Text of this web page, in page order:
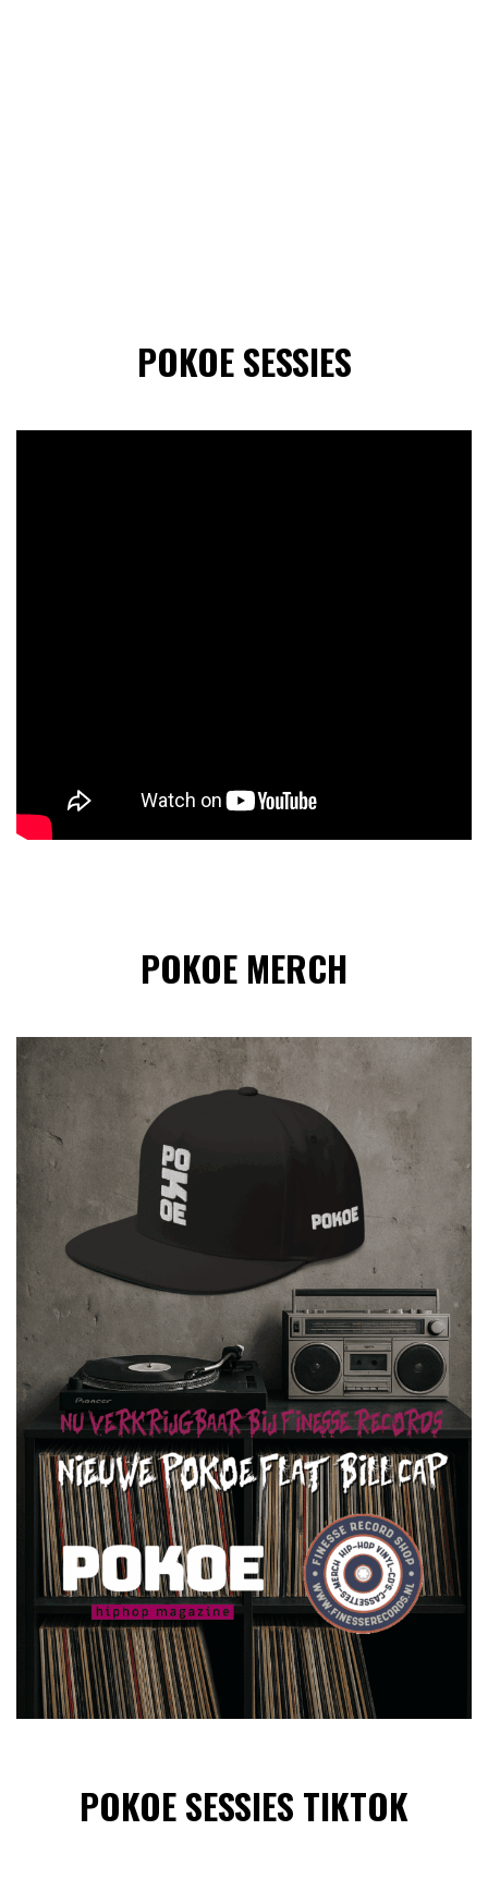
POKOE SESSIES
POKOE MERCH
POKOE SESSIES TIKTOK